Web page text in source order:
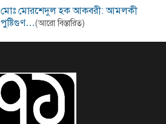
মোঃ মোরশেদুল হক আকবরী: আমলকী
পুষ্টিগুণ…(আরো বিস্তারিত)